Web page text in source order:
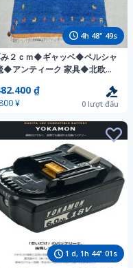
4h 48" 47s
２ｃｍ◆ギャッベ◆ペルシャ
◆アンティーク 家具◆北欧◆
0728-304-1 ま
₫
¥ 0 lượt đấu
1 d, 1h 43" 59 s